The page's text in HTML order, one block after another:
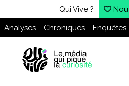
Qui Vive ?
Analyses Chroniques Enquêtes